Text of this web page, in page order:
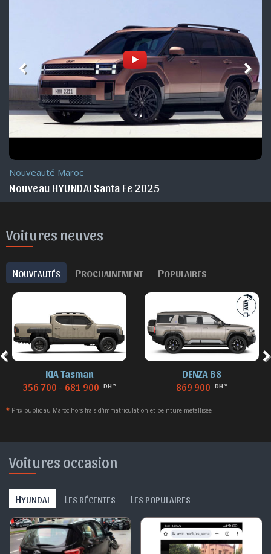
Nouveauté Maroc
Nouveau HYUNDAI Santa Fe 2025
Voitures neuves
NOUVEAUTÉS PROCHAINEMENT POPULAIRES
KIA Tasman
356 700 - 681 900 DH *
DENZA B8
869 900 DH *
* Prix public au Maroc hors frais d'immatriculation et peinture métallisée
Voitures occasion
HYUNDAI L ES RÉCENTES L ES POPULAIRES